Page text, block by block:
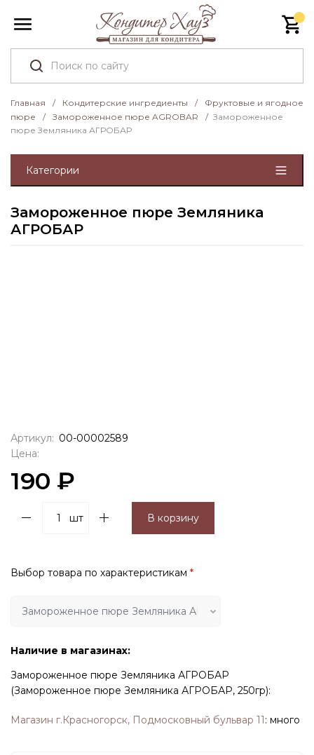
Главная / Кондитерские ингредиенты /
Фруктовые и ягодное
пюре
/ Замороженное пюре AGROBAR / Замороженное
пюре Земляника АГРОБАР
Категории
Замороженное пюре Земляника
АГРОБАР
Артикул: 00-00002589
Цена:
190 ₽
шт В корзину
Выбор товара по характеристикам *
Наличие в магазинах:
Замороженное пюре Земляника АГРОБАР
(Замороженное пюре Земляника АГРОБАР, 250гр):
Магазин г.Красногорск, Подмосковный бульвар 11: много